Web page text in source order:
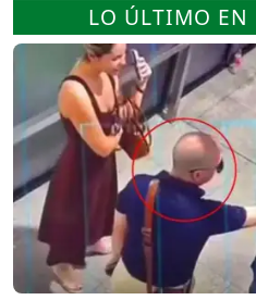
LO ÚLTIMO EN